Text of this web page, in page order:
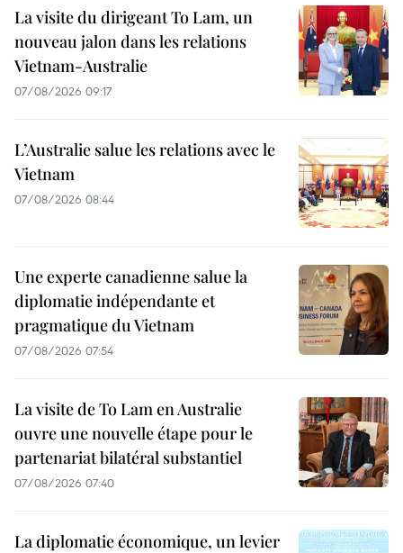
La visite du dirigeant To Lam, un
nouveau jalon dans les relations
Vietnam-Australie
07/08/2026 09:17
L’Australie salue les relations avec le
Vietnam
07/08/2026 08:44
Une experte canadienne salue la
diplomatie indépendante et
pragmatique du Vietnam
07/08/2026 07:54
La visite de To Lam en Australie
ouvre une nouvelle étape pour le
partenariat bilatéral substantiel
07/08/2026 07:40
La diplomatie économique, un levier